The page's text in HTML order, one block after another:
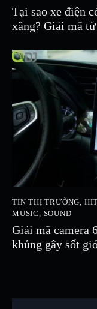
Tại sao xe điện
xăng? Giải mã
TIN THỊ TRƯỜNG
MUSIC
SOUND
Giải mã camera
khủng gây sốt